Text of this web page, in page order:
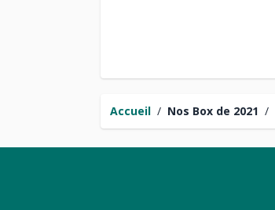
Accueil / Nos Box de 2021 /